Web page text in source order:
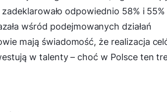
odpowiednio 58% i 55%
wśród podejmowanych działań
mają świadomość, że realizacja
w talenty – choć w Polsce ten